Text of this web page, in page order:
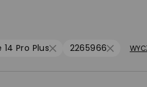
14 Pro Plus 2265966